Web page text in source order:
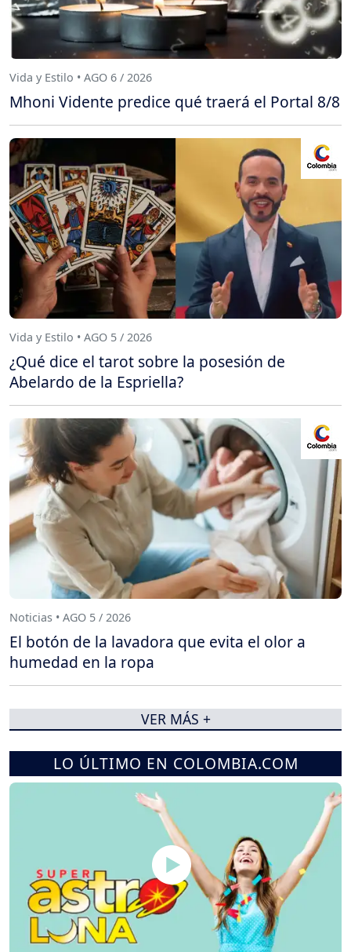
LO ÚLTIMO EN COLOMBIA.COM
Vida y Estilo • AGO 6 / 2026
Mhoni Vidente predice qué traerá el Portal 8/8
Vida y Estilo • AGO 5 / 2026
¿Qué dice el tarot sobre la posesión de
Abelardo de la Espriella?
Noticias • AGO 5 / 2026
El botón de la lavadora que evita el olor a
humedad en la ropa
VER MÁS +